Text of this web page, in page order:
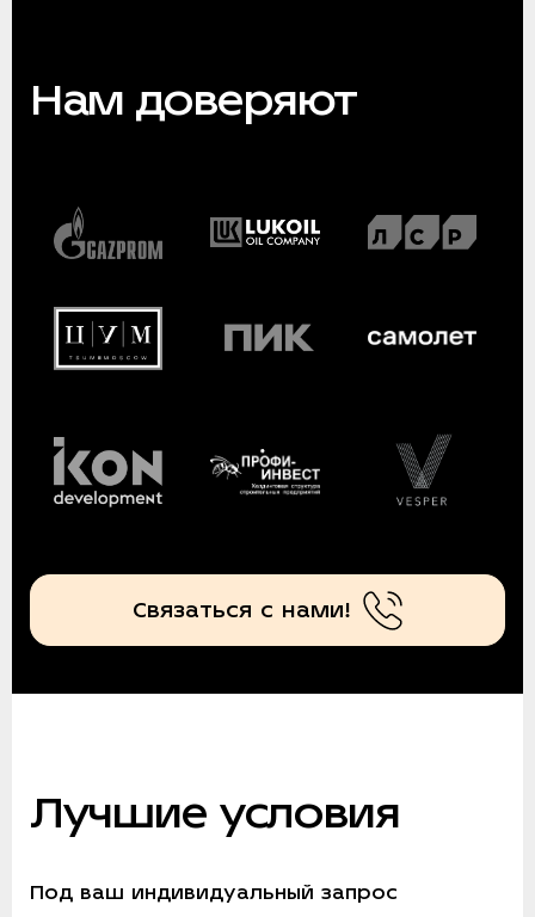
Нам доверяют
Связаться с нами!
Лучшие условия
Под ваш индивидуальный запрос